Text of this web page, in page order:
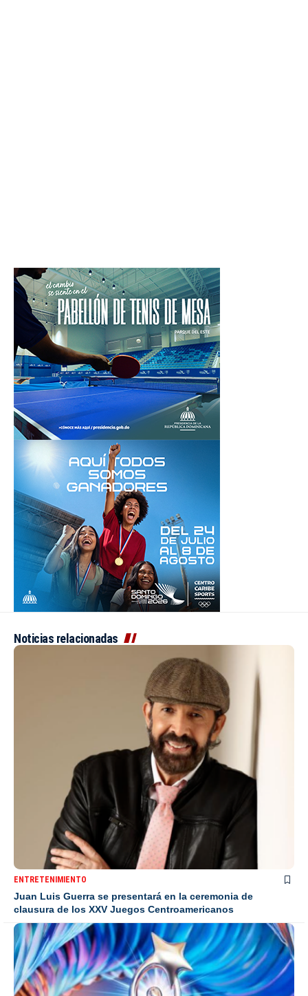
Noticias relacionadas
ENTRETENIMIENTO
Juan Luis Guerra se presentará en la ceremonia de
clausura de los XXV Juegos Centroamericanos